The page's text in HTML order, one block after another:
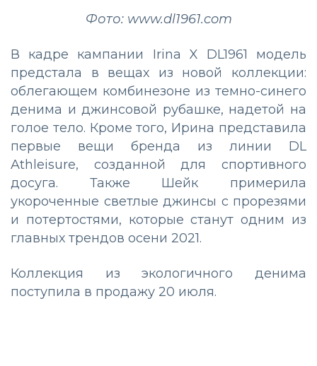
Фото: www.dl1961.com
В кадре кампании Irina X DL1961 модель
предстала в вещах из новой коллекции:
облегающем комбинезоне из темно-синего
денима и джинсовой рубашке, надетой на
голое тело. Кроме того, Ирина представила
первые вещи бренда из линии DL
Athleisure, созданной для спортивного
досуга. Также Шейк примерила
укороченные светлые джинсы с прорезями
и потертостями, которые станут одним из
главных трендов осени 2021.
Коллекция из экологичного денима
поступила в продажу 20 июля.